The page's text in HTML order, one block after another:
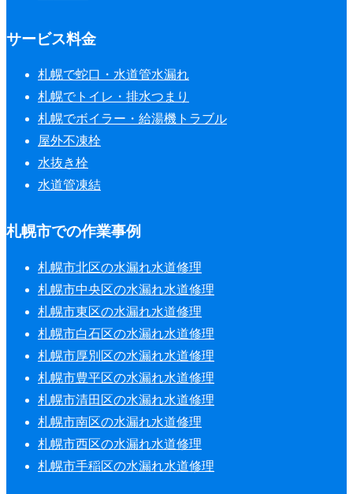
サービス料金
札幌で蛇口・水道管水漏れ
札幌でトイレ・排水つまり
札幌でボイラー・給湯機トラブル
屋外不凍栓
水抜き栓
水道管凍結
札幌市での作業事例
札幌市北区の水漏れ水道修理
札幌市中央区の水漏れ水道修理
札幌市東区の水漏れ水道修理
札幌市白石区の水漏れ水道修理
札幌市厚別区の水漏れ水道修理
札幌市豊平区の水漏れ水道修理
札幌市清田区の水漏れ水道修理
札幌市南区の水漏れ水道修理
札幌市西区の水漏れ水道修理
札幌市手稲区の水漏れ水道修理